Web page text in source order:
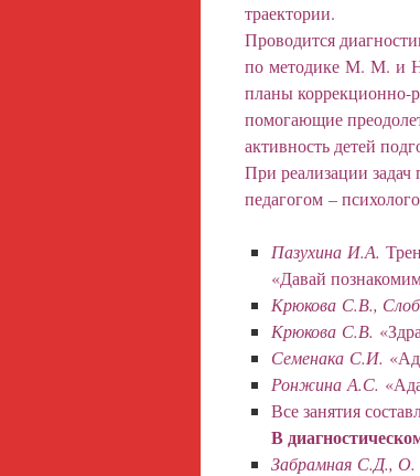
траектории.
Проводится
по методике М. М. и Н.
планы коррекционно-
помогающие
активность детей
При реализации
педагогом –
Пазухина И.А.
«Давай
Крюкова С.В.,
Крюкова С.В.
Семенака С.И.
Ронжина А.С.
Все занятия
В
Забрамная С.Д., О.